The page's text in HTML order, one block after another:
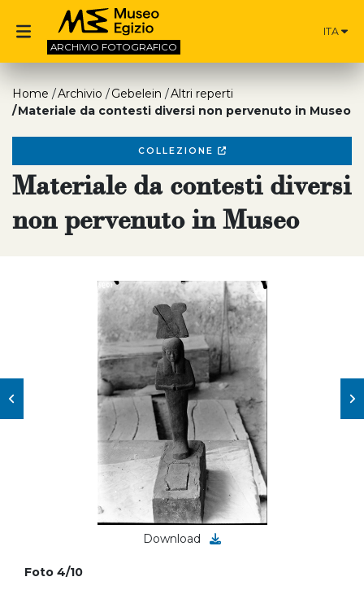
ARCHIVIO FOTOGRAFICO
ITA
Home Archivio Gebelein
Altri reperti
Materiale da contesti diversi non pervenuto in Museo
COLLEZIONE
Materiale da contesti diversi
non pervenuto in Museo
Download
Foto 4/10